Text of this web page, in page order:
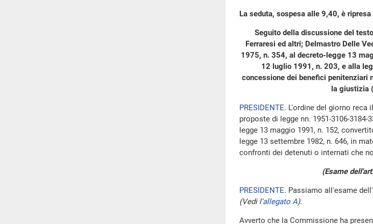
La seduta, sospesa alle 9,40, è
Seguito della discussione del
Ferraresi ed altri; Delmastro Delle
1975, n. 354, al decreto-legge 13
12 luglio 1991, n. 203, e alla
concessione dei benefici penitenziari
la giustizia
PRESIDENTE. L'ordine del giorno
proposte di legge nn. 1951-3106-
legge 13 maggio 1991, n. 152,
legge 13 settembre 1982, n. 646, in
confronti dei detenuti o internati che
(Esame
PRESIDENTE. Passiamo all'esame
(Vedi l'allegato A).
Avverto che la Commissione ha